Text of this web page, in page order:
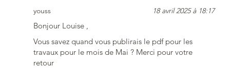
youss 18 avril 2025 à 18:17
Bonjour Louise ,
Vous savez quand vous publirais le pdf pour les
travaux pour le mois de Mai ? Merci pour votre
retour